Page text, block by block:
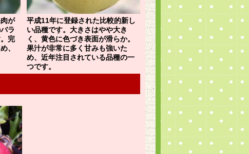
が
ラ
完
、
平成11年に登録された比較的新し
い品種です。大きさはやや大き
く、黄色に色づき表面が滑らか。
果汁が非常に多く甘みも強いた
め、近年注目されている品種の一
つです。